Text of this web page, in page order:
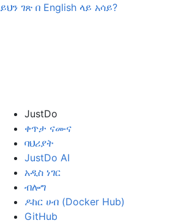
ይህን ገጽ በ English ላይ አሳይ?
JustDo
ቀጥታ ናሙና
ባህሪያት
JustDo AI
አዲስ ነገር
ብሎግ
ዶከር ሀብ (Docker Hub)
GitHub